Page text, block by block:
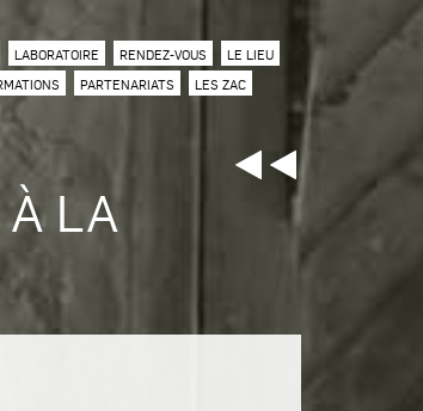
LABORATOIRE RENDEZ-VOUS
LE LIEU
PARTENARIATS LES ZAC
À LA